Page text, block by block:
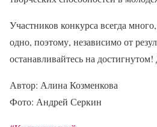
Участников конкурса всегда
одно, поэтому, независимо от
останавливайтесь на достигнутом!
Автор: Алина Козменкова
Фото: Андрей Серкин